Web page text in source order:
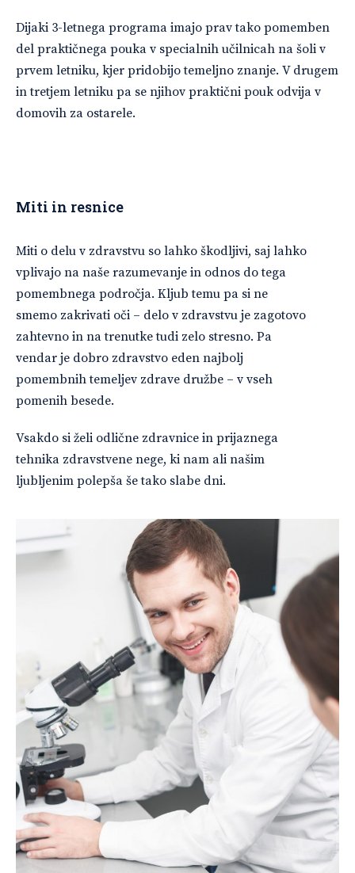
Dijaki 3-letnega programa imajo prav tako pomemben
del praktičnega pouka v specialnih učilnicah na šoli v
prvem letniku, kjer pridobijo temeljno znanje. V drugem
in tretjem letniku pa se njihov praktični pouk odvija v
domovih za ostarele.
Miti in resnice
Miti o delu v zdravstvu so lahko škodljivi, saj lahko
vplivajo na naše razumevanje in odnos do tega
pomembnega področja. Kljub temu pa si ne
smemo zakrivati oči – delo v zdravstvu je zagotovo
zahtevno in na trenutke tudi zelo stresno. Pa
vendar je dobro zdravstvo eden najbolj
pomembnih temeljev zdrave družbe – v vseh
pomenih besede.
Vsakdo si želi odlične zdravnice in prijaznega
tehnika zdravstvene nege, ki nam ali našim
ljubljenim polepša še tako slabe dni.